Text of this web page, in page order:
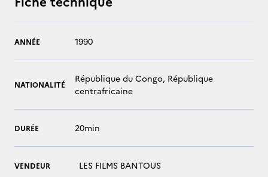
ANNÉE 1990
NATIONALITÉ
République du Congo, République
centrafricaine
DURÉE 20min
VENDEUR LES FILMS BANTOUS